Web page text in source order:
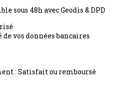
sous 48h avec Geodis & DPD
vos données bancaires
: Satisfait ou remboursé